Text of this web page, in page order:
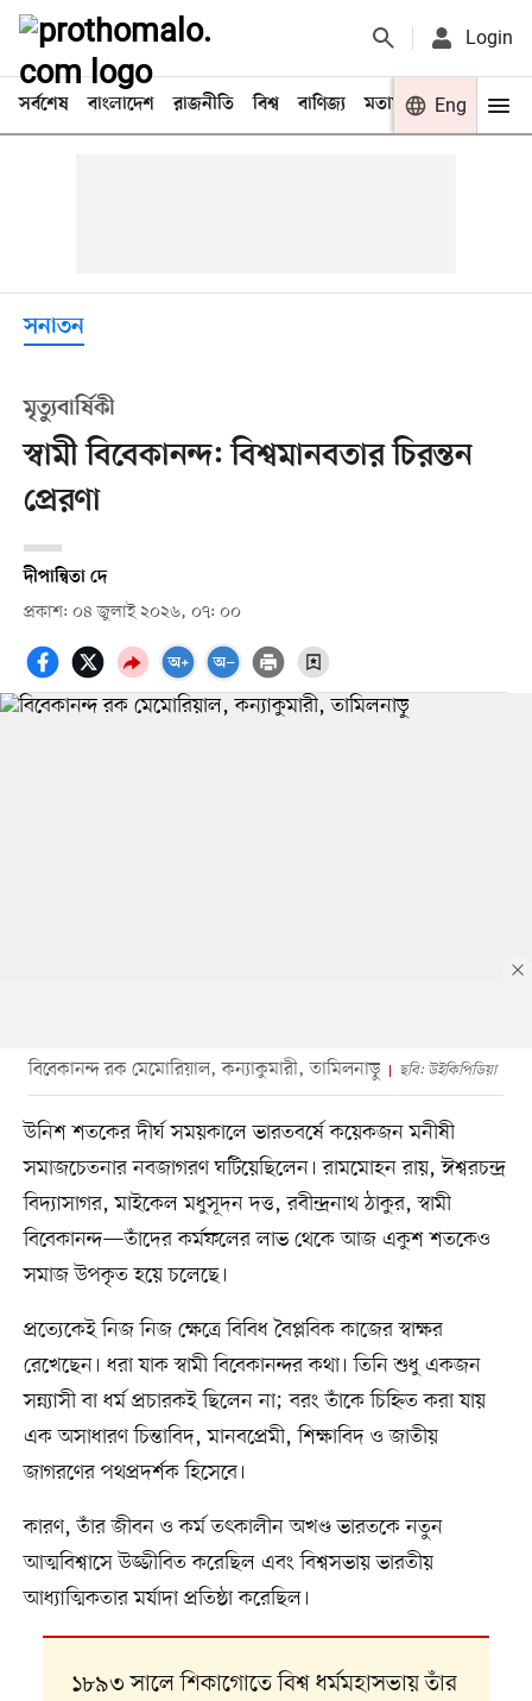
Login
সর্বশেষ বাংলাদেশ রাজনীতি বিশ্ব বাণিজ্য মতামত খেলা
Eng
সনাতন
মৃত্যুবার্ষিকী
স্বামী বিবেকানন্দ: বিশ্বমানবতার চিরন্তন
প্রেরণা
দীপান্বিতা দে
প্রকাশ: ০৪ জুলাই ২০২৬, ০৭: ০০
বিবেকানন্দ রক মেমোরিয়াল, কন্যাকুমারী, তামিলনাড়ু ছবি: উইকিপিডিয়া
উনিশ শতকের দীর্ঘ সময়কালে ভারতবর্ষে কয়েকজন মনীষী
সমাজচেতনার নবজাগরণ ঘটিয়েছিলেন। রামমোহন রায়, ঈশ্বরচন্দ্র
বিদ্যাসাগর, মাইকেল মধুসূদন দত্ত, রবীন্দ্রনাথ ঠাকুর, স্বামী
বিবেকানন্দ—তাঁদের কর্মফলের লাভ থেকে আজ একুশ শতকেও
সমাজ উপকৃত হয়ে চলেছে।
প্রত্যেকেই নিজ নিজ ক্ষেত্রে বিবিধ বৈপ্লবিক কাজের স্বাক্ষর
রেখেছেন। ধরা যাক স্বামী বিবেকানন্দর কথা। তিনি শুধু একজন
সন্ন্যাসী বা ধর্ম প্রচারকই ছিলেন না; বরং তাঁকে চিহ্নিত করা যায়
এক অসাধারণ চিন্তাবিদ, মানবপ্রেমী, শিক্ষাবিদ ও জাতীয়
জাগরণের পথপ্রদর্শক হিসেবে।
কারণ, তাঁর জীবন ও কর্ম তৎকালীন অখণ্ড ভারতকে নতুন
আত্মবিশ্বাসে উজ্জীবিত করেছিল এবং বিশ্বসভায় ভারতীয়
আধ্যাত্মিকতার মর্যাদা প্রতিষ্ঠা করেছিল।
১৮৯৩ সালে শিকাগোতে বিশ্ব ধর্মমহাসভায় তাঁর